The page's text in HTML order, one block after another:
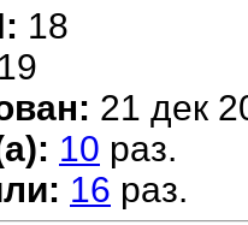
18
19
21 дек
10 раз.
16 раз.